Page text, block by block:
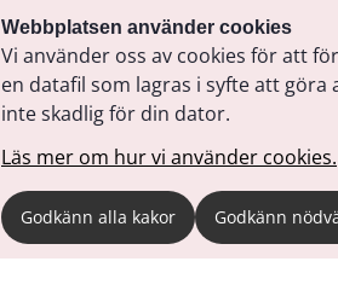
Webbplatsen använder cookies
Vi använder oss av cookies för att
en datafil som lagras i syfte att
inte skadlig för din dator.
Läs mer om hur vi använder cookies.
Godkänn alla kakor Godkänn